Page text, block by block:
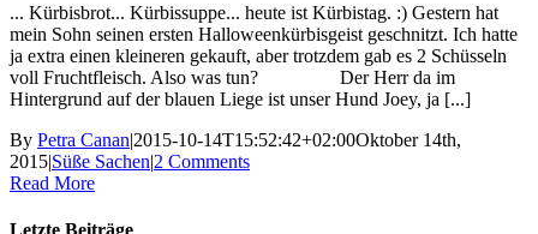
... Kürbisbrot... Kürbissuppe... heute ist Kürbistag. :) Gestern hat
mein Sohn seinen ersten Halloweenkürbisgeist geschnitzt. Ich hatte
ja extra einen kleineren gekauft, aber trotzdem gab es 2 Schüsseln
voll Fruchtfleisch. Also was tun? Der Herr da im
Hintergrund auf der blauen Liege ist unser Hund Joey, ja [...]
By Petra Canan|2015-10-14T15:52:42+02:00Oktober 14th,
2015|Süße Sachen|2 Comments
Read More